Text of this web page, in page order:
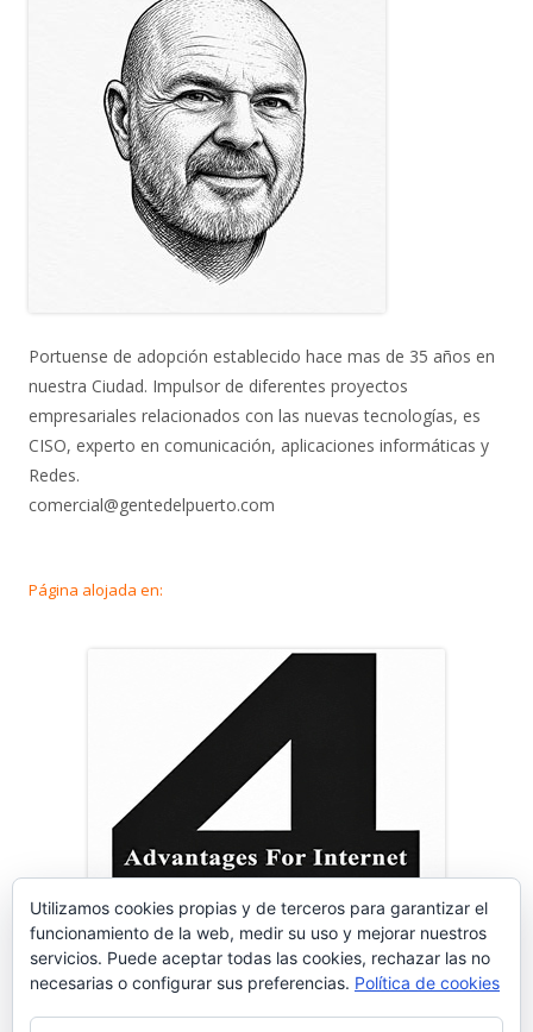
Portuense de adopción establecido hace mas de 35 años en
nuestra Ciudad. Impulsor de diferentes proyectos
empresariales relacionados con las nuevas tecnologías, es
CISO, experto en comunicación, aplicaciones informáticas y
Redes.
comercial@gentedelpuerto.com
Página alojada en:
Utilizamos cookies propias y de terceros para garantizar el
funcionamiento de la web, medir su uso y mejorar nuestros
servicios. Puede aceptar todas las cookies, rechazar las no
necesarias o configurar sus preferencias. Política de cookies